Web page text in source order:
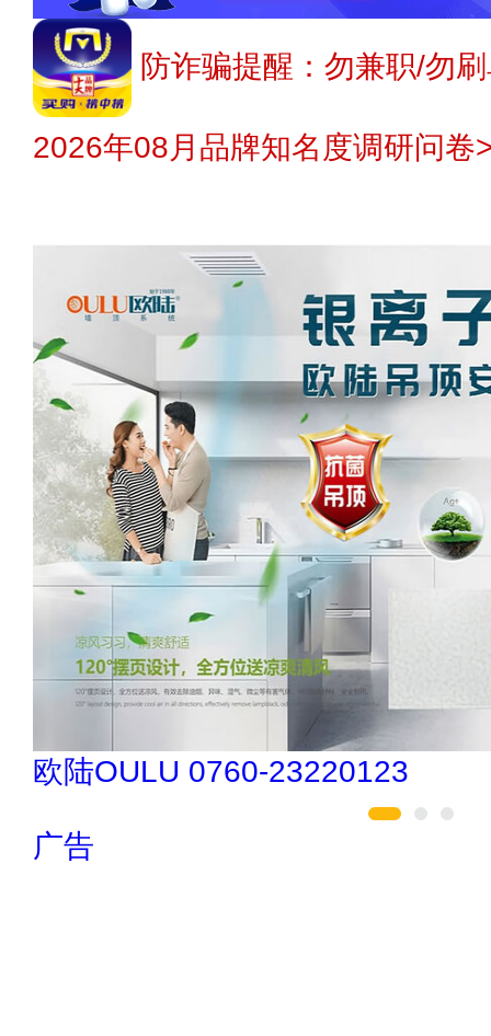
防诈骗提醒：勿兼职/勿
2026年08月品牌知名度调研问卷
伟业ENF板材 020-84900747
广告